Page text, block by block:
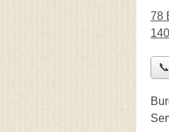
78